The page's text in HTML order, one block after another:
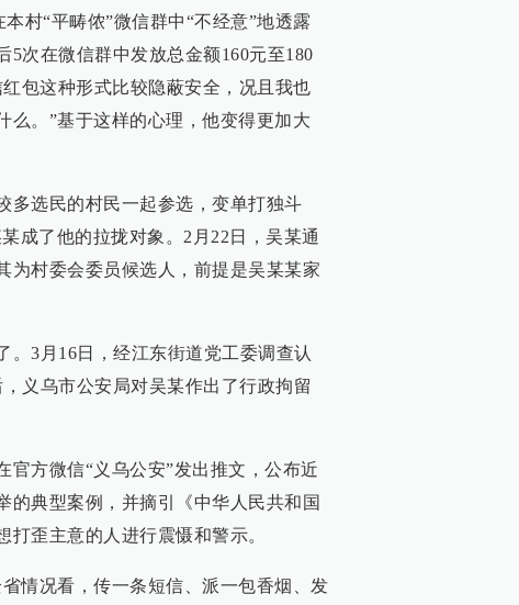
村“平畴侬”微信群中“不经意”地透露
5次在微信群中发放总金额160元至180
包这种形式比较隐蔽安全，况且我也
么。”基于这样的心理，他变得更加大
多选民的村民一起参选，变单打独斗
成了他的拉拢对象。2月22日，吴某通
为村委会委员候选人，前提是吴某某家
。3月16日，经江东街道党工委调查认
义乌市公安局对吴某作出了行政拘留
方微信“义乌公安”发出推文，公布近
的典型案例，并摘引《中华人民共和国
歪主意的人进行震慑和警示。
情况看，传一条短信、派一包香烟、发